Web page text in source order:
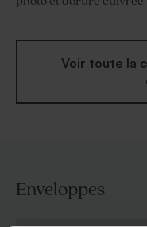
Voir toute la
Enveloppes